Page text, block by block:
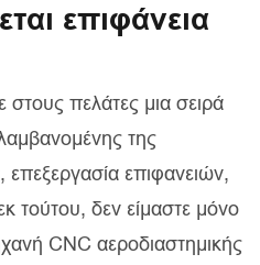
επιφάνεια
πελάτες μια σειρά
της
επιφανειών,
τούτου, δεν είμαστε μόνο
CNC αεροδιαστημικής